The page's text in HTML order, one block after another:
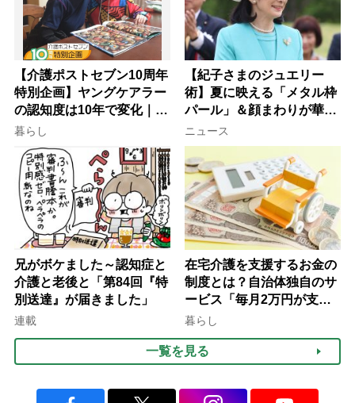
【介護ポストセブン10周年
特別企画】ヤングケアラー
の認知度は10年で変化｜流
行語大賞にノミネート、法
律にも明記されたが果たし
て現在は？
暮らし
【紀子さまのジュエリー
術】夏に映える「メタル枠
パール」＆顔まわりが華や
ぐ「揺れる一粒」の使い分
け方
ニュース
兄がボケました～認知症と
介護と老後と「第84回『特
別送達』が届きました」
連載
在宅介護を支援するお金の
制度とは？自治体独自のサ
ービス「毎月2万円が支給
される」ケースも【FP解
暮らし
一覧を見る